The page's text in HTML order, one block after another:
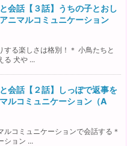
会話【３話】うちの子とおし
ニマルコミュニケーション
する楽しさは格別！＊ 小鳥たちと
る 犬や ...
会話【２話】しっぽで返事を
ルコミュニケーション（A
ルコミュニケーションで会話する＊
ション ...